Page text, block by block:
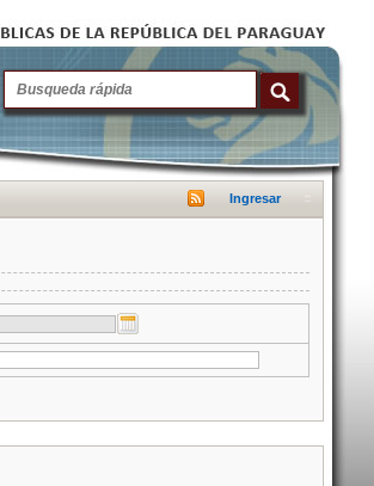
Ingresar